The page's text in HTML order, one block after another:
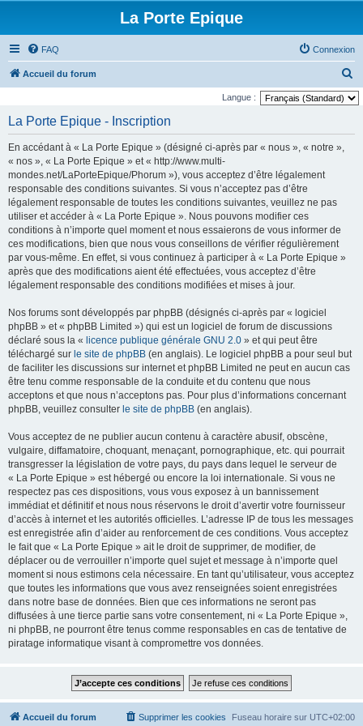
La Porte Epique
FAQ Connexion
Accueil du forum
e
Langue :
La Porte Epique - Inscription
En accédant à « La Porte Epique » (désigné ci-après par « nous », « notre »,
« nos », « La Porte Epique » et « http://www.multi-
mondes.net/LaPorteEpique/Phorum »), vous acceptez d’être légalement
responsable des conditions suivantes. Si vous n’acceptez pas d’être
légalement responsable de toutes les conditions suivantes, veuillez ne pas
utiliser et accéder à « La Porte Epique ». Nous pouvons modifier ces
conditions à n’importe quel moment et nous essaierons de vous informer de
ces modifications, bien que nous vous conseillons de vérifier régulièrement
par vous-même. En effet, si vous continuez à participer à « La Porte Epique »
après que des modifications aient été effectuées, vous acceptez d’être
légalement responsable des conditions modifiées et mises à jour.
Nos forums sont développés par phpBB (désignés ci-après par « logiciel
phpBB » et « phpBB Limited ») qui est un logiciel de forum de discussions
déclaré sous la « licence publique générale GNU 2.0 » et qui peut être
téléchargé sur le site de phpBB (en anglais). Le logiciel phpBB a pour seul but
de faciliter les discussions sur internet et phpBB Limited ne peut en aucun cas
être tenu comme responsable de la conduite et du contenu que nous
acceptons et que nous n’acceptons pas. Pour plus d’informations concernant
phpBB, veuillez consulter le site de phpBB (en anglais).
Vous acceptez de ne publier aucun contenu à caractère abusif, obscène,
vulgaire, diffamatoire, choquant, menaçant, pornographique, etc. qui pourrait
transgresser la législation de votre pays, du pays dans lequel le serveur de
« La Porte Epique » est hébergé ou encore la loi internationale. Si vous ne
respectez pas ces dispositions, vous vous exposez à un bannissement
immédiat et définitif et nous nous réservons le droit d’avertir votre fournisseur
d’accès à internet et les autorités officielles. L’adresse IP de tous les messages
est enregistrée afin d’aider au renforcement de ces conditions. Vous acceptez
le fait que « La Porte Epique » ait le droit de supprimer, de modifier, de
déplacer ou de verrouiller n’importe quel sujet et message à n’importe quel
moment si nous estimons cela nécessaire. En tant qu’utilisateur, vous acceptez
que toutes les informations que vous avez renseignées soient enregistrées
dans notre base de données. Bien que ces informations ne seront pas
diffusées à une tierce partie sans votre consentement, ni « La Porte Epique »,
ni phpBB, ne pourront être tenus comme responsables en cas de tentative de
piratage informatique visant à compromettre vos données.
Accueil du forum Fuseau horaire sur UTC+02:00
Supprimer les cookies